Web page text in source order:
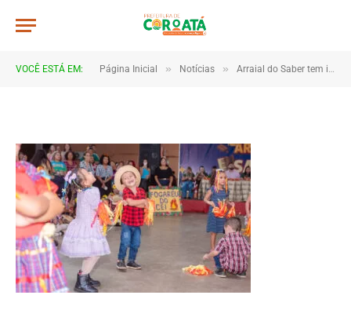
VOCÊ ESTÁ EM: Página Inicial » Notícias » Arraial do Saber tem início com celebração de cultura, educação e comunidade em Coroatá
JWR_2742